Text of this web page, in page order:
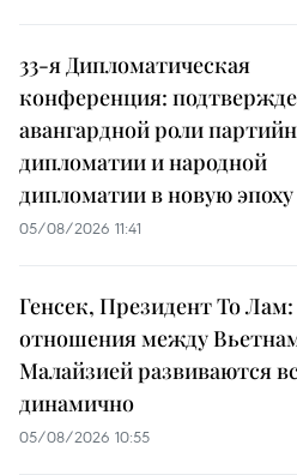
33-я Дипломатическая
конференция:
авангардной роли
дипломатии и народной
дипломатии в новую эпоху
05/08/2026 11:41
Генсек, Президент То Лам:
отношения между
Малайзией развиваются
динамично
05/08/2026 10:55